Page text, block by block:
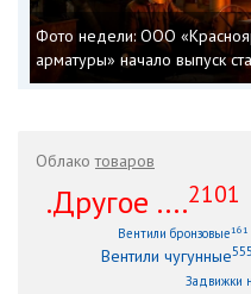
Фото недели: ООО
арматуры» начало выпуск
Облакотоваров
.Другое ....2101
Вентили бронзовые161
Вентили чугунные555
Задвижки